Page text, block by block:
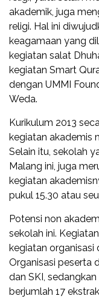
akademik, juga
religi. Hal ini
keagamaan yang
kegiatan salat
kegiatan Smart
dengan UMMI
Weda.
Kurikulum 2013
kegiatan akademis
Selain itu, sekolah
Malang ini, juga
kegiatan
pukul 15.30 atau
Potensi non
sekolah ini.
kegiatan organisasi
Organisasi peserta
dan SKI,
berjumlah 17